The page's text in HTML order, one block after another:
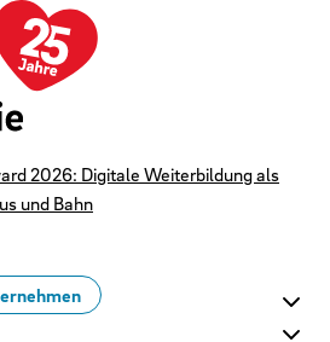
springen
2026: Digitale Weiterbildung als
und Bahn